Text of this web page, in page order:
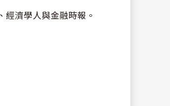
濟學人與金融時報。